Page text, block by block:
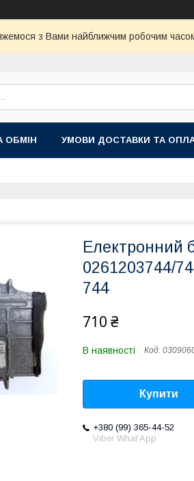
з Вами найближчим робочим
ОБМІН УМОВИ ДОСТАВКИ ТА
Електронний
0261203744/
744
710 ₴
В наявності Код:
Купити
+380 (99) 365-44-52
Viber What’App